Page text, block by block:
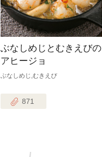
ぶなしめじとむきえびの
アヒージョ
ぶなしめじ,むきえび
871